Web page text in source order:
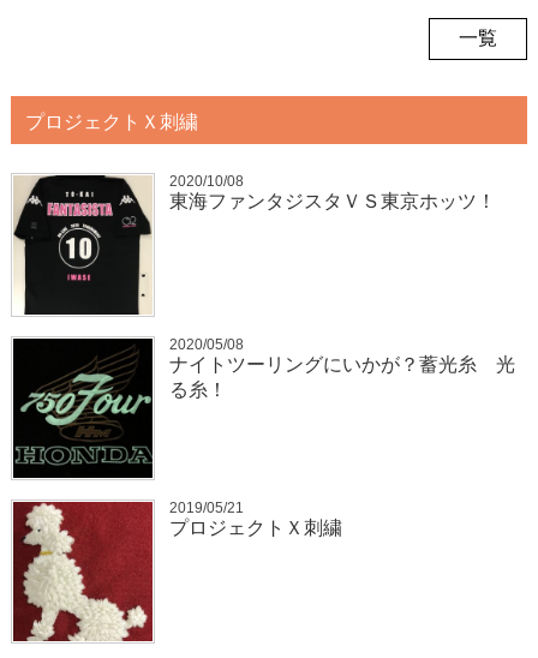
一覧
プロジェクトＸ刺繍
2020/10/08
東海ファンタジスタＶＳ東京ホッツ！
2020/05/08
ナイトツーリングにいかが？蓄光糸 光
る糸！
2019/05/21
プロジェクトＸ刺繍